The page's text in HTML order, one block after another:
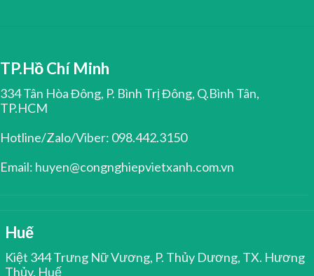
TP.Hồ Chí Minh
334 Tân Hòa Đông, P. Bình Trị Đông, Q.Bình Tân,
TP.HCM
Hotline/Zalo/Viber: 098.442.3150
Email: huyen@congnghiepvietxanh.com.vn
Huế
Kiệt 344 Trưng Nữ Vương, P. Thủy Dương, TX. Hương
Thủy, Huế